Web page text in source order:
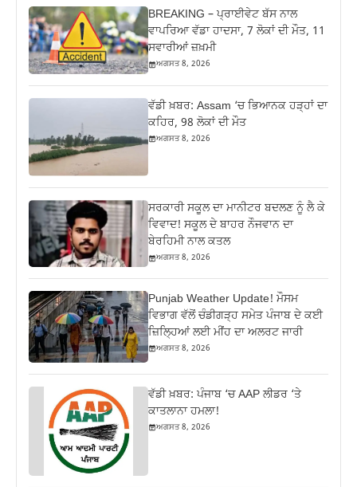
BREAKING – ਪ੍ਰਾਈਵੇਟ ਬੱਸ ਨਾਲ
ਵਾਪਰਿਆ ਵੱਡਾ ਹਾਦਸਾ, 7 ਲੋਕਾਂ ਦੀ ਮੌਤ, 11
ਸਵਾਰੀਆਂ ਜ਼ਖ਼ਮੀ
ਅਗਸਤ 8, 2026
ਵੱਡੀ ਖ਼ਬਰ: Assam ‘ਚ ਭਿਆਨਕ ਹੜ੍ਹਾਂ ਦਾ
ਕਹਿਰ, 98 ਲੋਕਾਂ ਦੀ ਮੌਤ
ਅਗਸਤ 8, 2026
ਸਰਕਾਰੀ ਸਕੂਲ ਦਾ ਮਾਨੀਟਰ ਬਦਲਣ ਨੂੰ ਲੈ ਕੇ
ਵਿਵਾਦ! ਸਕੂਲ ਦੇ ਬਾਹਰ ਨੌਜਵਾਨ ਦਾ
ਬੇਰਹਿਮੀ ਨਾਲ ਕਤਲ
ਅਗਸਤ 8, 2026
Punjab Weather Update! ਮੌਸਮ
ਵਿਭਾਗ ਵੱਲੋਂ ਚੰਡੀਗੜ੍ਹ ਸਮੇਤ ਪੰਜਾਬ ਦੇ ਕਈ
ਜ਼ਿਲ੍ਹਿਆਂ ਲਈ ਮੀਂਹ ਦਾ ਅਲਰਟ ਜਾਰੀ
ਅਗਸਤ 8, 2026
ਵੱਡੀ ਖ਼ਬਰ: ਪੰਜਾਬ ‘ਚ AAP ਲੀਡਰ ‘ਤੇ
ਕਾਤਲਾਨਾ ਹਮਲਾ!
ਅਗਸਤ 8, 2026